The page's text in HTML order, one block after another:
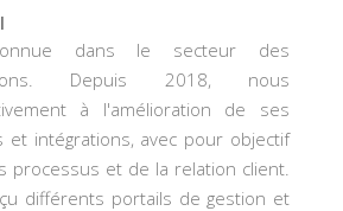
dans le secteur des
Depuis 2018, nous
à l'amélioration de ses
et intégrations, avec pour objectif
processus et de la relation client.
différents portails de gestion et